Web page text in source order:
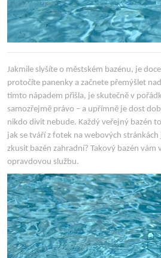
Jakmile slyšíte o městském bazénu, je
protočíte panenky a začnete přemýšlet
tímto nápadem přišla, je skutečně v
samozřejmě právo – a upřímně je dost
nikdo divit nebude. Každý veřejný bazén
jak se tváří z fotek na webových
zkusit bazén zahradní? Takový bazén vám
opravdovou službu.